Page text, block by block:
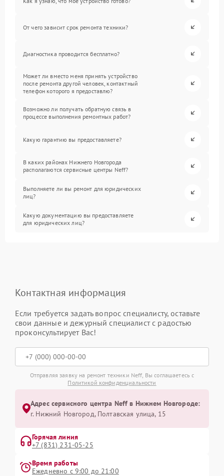
От чего зависит срок ремонта техники?
Диагностика проводится бесплатно?
Может ли вместо меня принять устройство
после ремонта другой человек, контактный
телефон которого я предоставлю?
Возможно ли получать обратную связь в
процессе выполнения ремонтных работ?
Какую гарантию вы предоставляете?
В каких районах Нижнего Новгорода
располагаются сервисные центры Neff?
Выполняете ли вы ремонт для юридических
лиц?
Какую документацию вы предоставляете
для юридических лиц?
Контактная информация
Если требуется задать вопрос специалисту, оставьте
свои данные и дежурный специалист с радостью
проконсультирует Вас!
Отправляя заявку на ремонт техники Neff, Вы соглашаетесь с
Политикой конфиденциальности
Адрес сервисного центра Neff в Нижнем Новгороде:
г. Нижний Новгород, Полтавская улица, 15
Горячая линия
+7 (831) 231-05-25
Время работы
Ежедневно с 9:00 до 21:00